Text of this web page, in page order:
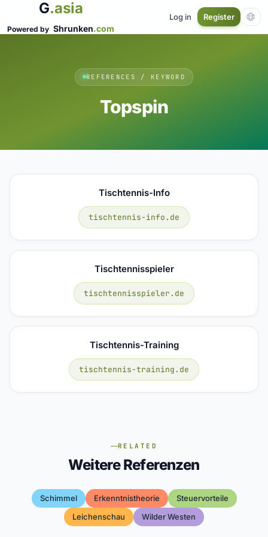
G.asia
Powered by Shrunken.com
Log in Register
REFERENCES / KEYWORD
Topspin
Tischtennis-Info
tischtennis-info.de
Tischtennisspieler
tischtennisspieler.de
Tischtennis-Training
tischtennis-training.de
RELATED
Weitere Referenzen
Schimmel Erkenntnistheorie
Steuervorteile
Leichenschau
Wilder Westen